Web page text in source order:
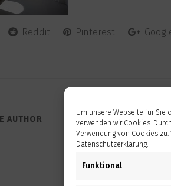
Um unsere Webseite für
verwenden wir Cookies.
Verwendung von Cookies
Datenschutzerklärung.
Funktional
Reddit Pinterest
AUTHOR